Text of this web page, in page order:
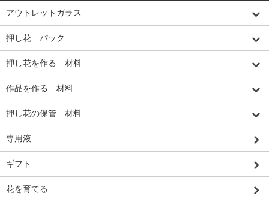
アウトレットガラス
押し花 パック
押し花を作る 材料
作品を作る 材料
押し花の保管 材料
専用液
ギフト
花を育てる